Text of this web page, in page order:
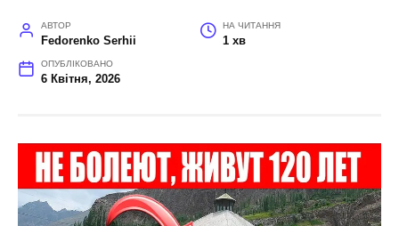
АВТОР
Fedorenko Serhii
НА ЧИТАННЯ
1 хв
ОПУБЛІКОВАНО
6 Квітня, 2026